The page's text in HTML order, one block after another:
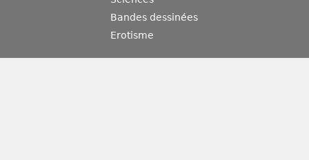
Bandes dessinées
Erotisme